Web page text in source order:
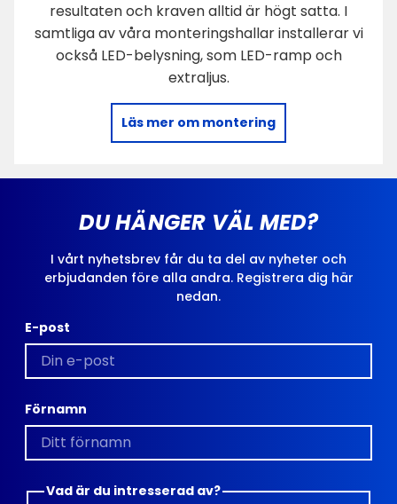
du enkelt kan länka flera högtalare i Music City-
serien. En knapptryckning på enheten eller i appen,
och du har ett system redo för större sammanhang.
Behöver du sätta ihop en spontan festival? Inga
Byggd som en tank
resultaten och kraven alltid är högt satta. I
samtliga av våra monteringshallar installerar vi
också LED-belysning, som LED-ramp och
extraljus.
Läs mer om montering
DU HÄNGER VÄL MED?
I vårt nyhetsbrev får du ta del av nyheter och
erbjudanden före alla andra. Registrera dig här
nedan.
E-post
Förnamn
Vad är du intresserad av?